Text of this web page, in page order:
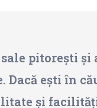
pitorești
ești în
și